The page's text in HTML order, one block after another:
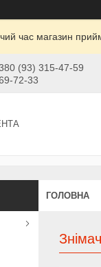
час магазин
(93) 315-47-59
72-33
ГОЛОВНА